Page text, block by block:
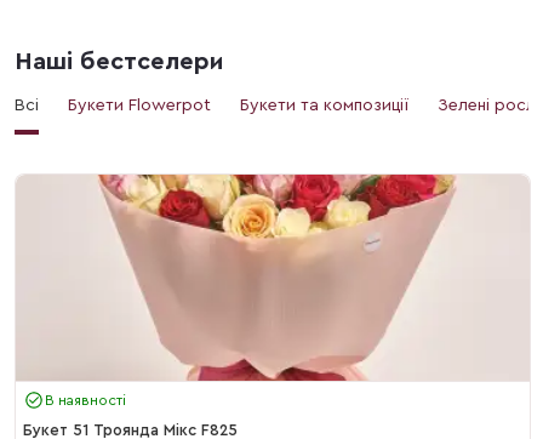
Наші бестселери
Всі Букети Flowerpot Букети та композиції Зелені
В наявності
Букет 51 Троянда Мікс F825